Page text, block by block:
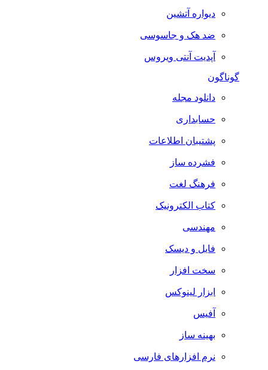
دیواره آتشین
ضد هک و جاسوسی
آپدیت آنتی ویروس
گوناگون
دانلود مجله
حسابداری
پشتیبان اطلاعات
فشرده ساز
فرهنگ لغت
کتاب الکترونیک
مهندسی
فایل و دیسک
سخت افزار
ابزار لینوکس
آفیس
بهینه ساز
نرم افزارهای فارسی